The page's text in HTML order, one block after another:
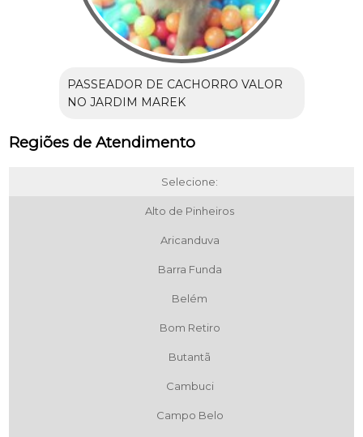
PASSEADOR DE CACHORRO VALOR
NO JARDIM MAREK
Regiões de Atendimento
Selecione:
Alto de Pinheiros
Aricanduva
Barra Funda
Belém
Bom Retiro
Butantã
Cambuci
Campo Belo